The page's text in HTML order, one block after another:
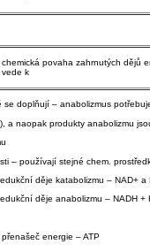
povaha zahrnutých dějů
vede k
se doplňují – anabolizmus
a naopak produkty anabolizmu
– používají stejné chem.
děje katabolizmu – NAD+ a
děje anabolizmu – NADH +
energie – ATP